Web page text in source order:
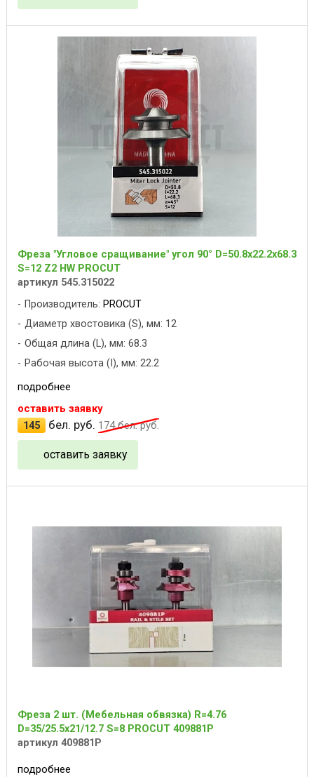
Фреза "Угловое сращивание" угол 90° D=50.8x22.2x68.3
S=12 Z2 HW PROCUT
артикул 545.315022
Производитель: PROCUT
Диаметр хвостовика (S), мм: 12
Общая длина (L), мм: 68.3
Рабочая высота (I), мм: 22.2
подробнее
оставить заявку
145
бел. руб. 174бел. руб.
оставить заявку
Фреза 2 шт. (Мебельная обвязка) R=4.76
D=35/25.5x21/12.7 S=8 PROCUT 409881P
артикул 409881P
подробнее